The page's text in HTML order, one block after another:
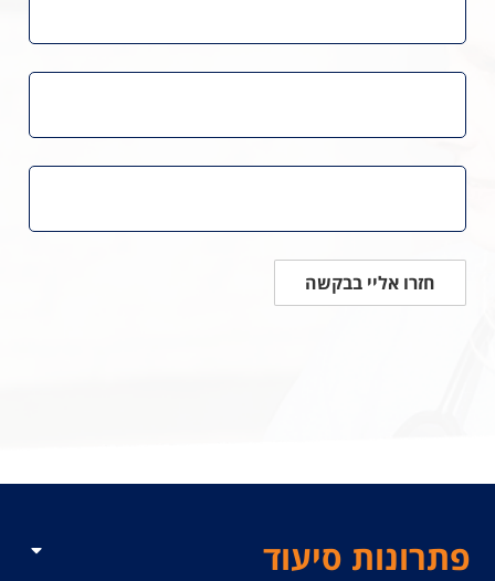
חזרו אליי בבקשה
פתרונות סיעוד